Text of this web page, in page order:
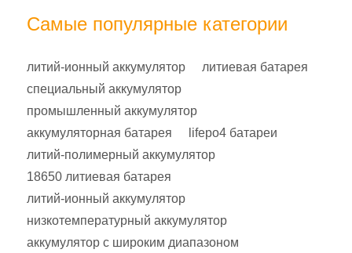
Самые популярные категории
литий-ионный аккумулятор
литиевая батарея
специальный аккумулятор
промышленный аккумулятор
аккумуляторная батарея
lifepo4 батареи
литий-полимерный аккумулятор
18650 литиевая батарея
литий-ионный аккумулятор
низкотемпературный аккумулятор
аккумулятор с широким диапазоном